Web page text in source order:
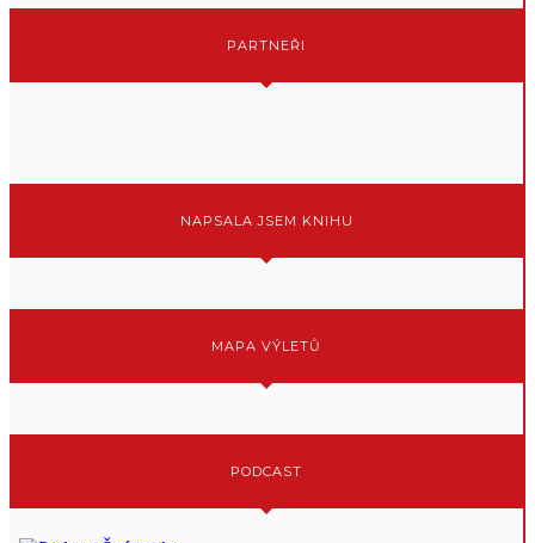
PARTNEŘI
NAPSALA JSEM KNIHU
MAPA VÝLETŮ
PODCAST